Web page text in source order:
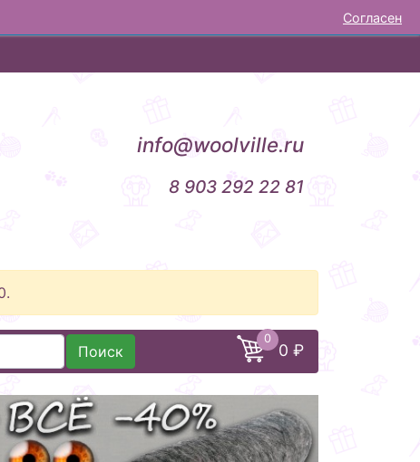
Согласен
info@woolville.ru
8 903 292 22 81
Поиск
0
0 ₽